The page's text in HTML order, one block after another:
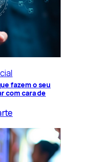
fazem o seu
com cara de